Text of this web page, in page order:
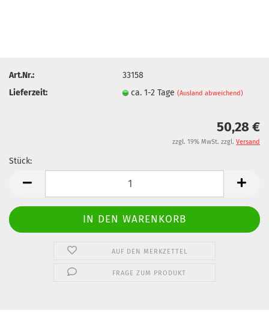
Art.Nr.:
33158
Lieferzeit:
ca. 1-2 Tage(Ausland abweichend)
50,28 €
zzgl. 19% MwSt. zzgl. Versand
Stück:
AUF DEN MERKZETTEL
FRAGE ZUM PRODUKT